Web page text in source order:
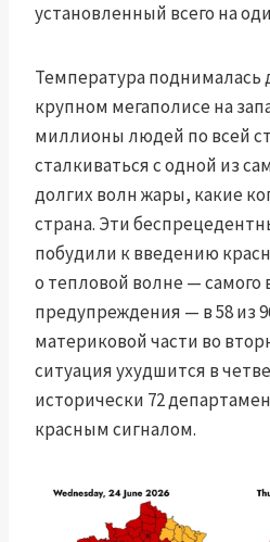
установленный всего на
Температура поднималась
крупном мегаполисе на
миллионы людей по всей
сталкиваться с одной из
долгих волн жары, какие
страна. Эти
побудили к введению
о тепловой волне — самого
предупреждения — в 58 из
материковой части во
ситуация ухудшится в
исторически 72
красным сигналом.